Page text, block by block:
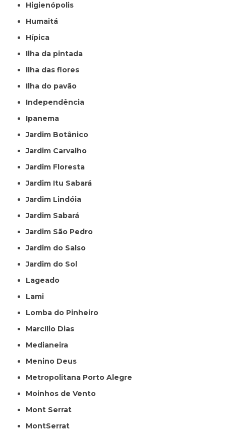
Higienópolis
Humaitá
Hípica
Ilha da pintada
Ilha das flores
Ilha do pavão
Independência
Ipanema
Jardim Botânico
Jardim Carvalho
Jardim Floresta
Jardim Itu Sabará
Jardim Lindóia
Jardim Sabará
Jardim São Pedro
Jardim do Salso
Jardim do Sol
Lageado
Lami
Lomba do Pinheiro
Marcílio Dias
Medianeira
Menino Deus
Metropolitana Porto Alegre
Moinhos de Vento
Mont Serrat
MontSerrat